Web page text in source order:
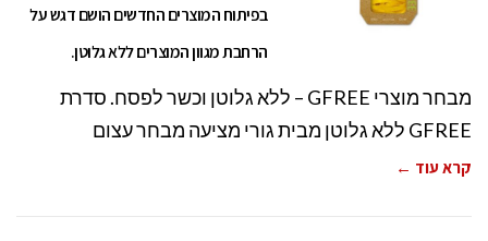
בפיתוח המוצרים החדשים הושם דגש על
הרחבת מגוון המוצרים ללא גלוטן.
מבחר מוצרי GFREE – ללא גלוטן וכשר לפסח. סדרת
GFREE ללא גלוטן מבית גורי מציעה מבחר עצום
קרא עוד ←